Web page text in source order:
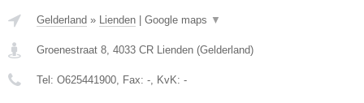
Gelderland » Lienden Google maps ▼
Groenestraat 8, 4033 CR Lienden (Gelderland)
Tel: O625441900, Fax: -, KvK: -